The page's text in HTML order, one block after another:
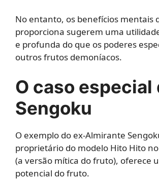
No entanto, os benefícios mentais
proporciona sugerem uma
e profunda do que os poderes
outros frutos demoníacos.
O caso especial
Sengoku
O exemplo do ex-Almirante
proprietário do modelo Hito Hito
(a versão mítica do fruto), oferece
potencial do fruto.